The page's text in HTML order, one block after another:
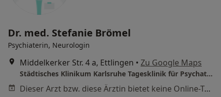
Dr. med. Stefanie Brömel
Psychiaterin, Neurologin
Middelkerker Str. 4 a, Ettlingen • Zu Google Maps
Städtisches Klinikum Karlsruhe Tagesklinik für Psychatrie Ettlingen
Dieser Arzt bzw. diese Ärztin bietet keine Online-Terminbuchung an diesem Standort an.